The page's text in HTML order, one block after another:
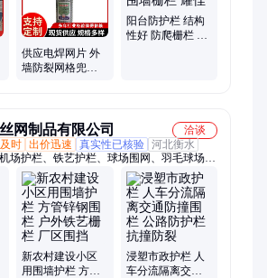
供应电焊网片 外
墙防裂网格兜灰
阳台防护栏 结构
性好 防爬栅栏 别
网制品有限公司
洽谈
时 出价迅速 真实性已核验 河北衡水
场护栏、铁艺护栏、球场围网、羽毛球场地
墙围栏网、隔离防御网、隔离防护网、车间
网、别墅厂区围栏、车间隔离围栏、别墅院
杆、快捷围墙围栏、市政道路护栏、仓库隔
丝网
新农村建设小区
用围墙护栏 方管
浸塑市政护栏 人
车分流隔离交通